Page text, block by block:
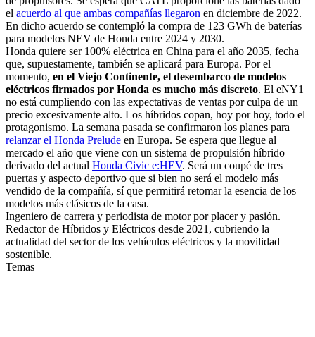
el acuerdo al que ambas compañías llegaron en diciembre de 2022.
En dicho acuerdo se contempló la compra de 123 GWh de baterías
para modelos NEV de Honda entre 2024 y 2030.
Honda quiere ser 100% eléctrica en China para el año 2035, fecha
que, supuestamente, también se aplicará para Europa. Por el
momento, en el Viejo Continente, el desembarco de modelos
eléctricos firmados por Honda es mucho más discreto. El eNY1
no está cumpliendo con las expectativas de ventas por culpa de un
precio excesivamente alto. Los híbridos copan, hoy por hoy, todo el
protagonismo. La semana pasada se confirmaron los planes para
relanzar el Honda Prelude en Europa. Se espera que llegue al
mercado el año que viene con un sistema de propulsión híbrido
derivado del actual Honda Civic e:HEV. Será un coupé de tres
puertas y aspecto deportivo que si bien no será el modelo más
vendido de la compañía, sí que permitirá retomar la esencia de los
modelos más clásicos de la casa.
Ingeniero de carrera y periodista de motor por placer y pasión.
Redactor de Híbridos y Eléctricos desde 2021, cubriendo la
actualidad del sector de los vehículos eléctricos y la movilidad
sostenible.
Temas